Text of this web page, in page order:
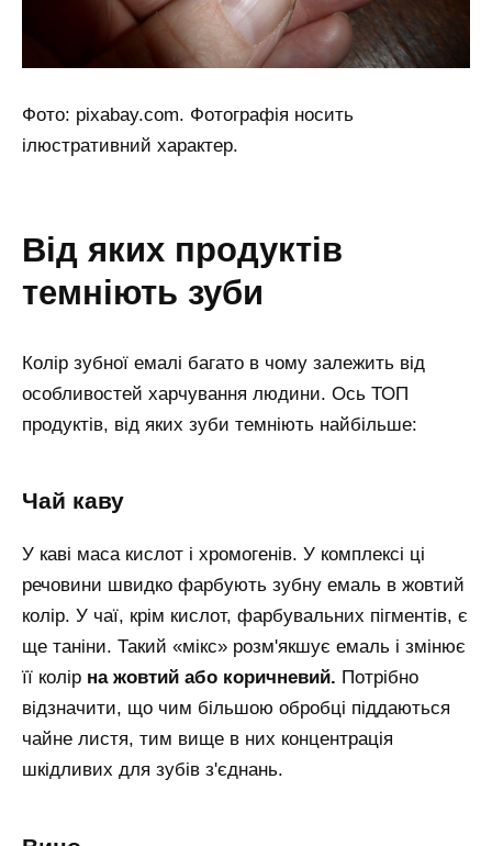
Фото: pixabay.com. Фотографія носить
ілюстративний характер.
від яких продуктів
темніють зуби
Колір зубної емалі багато в чому залежить від
особливостей харчування людини. Ось ТОП
продуктів, від яких зуби темніють найбільше:
чай каву
У каві маса кислот і хромогенів. У комплексі ці
речовини швидко фарбують зубну емаль в жовтий
колір. У чаї, крім кислот, фарбувальних пігментів, є
ще таніни. Такий «мікс» розм'якшує емаль і змінює
її колір на жовтий або коричневий. Потрібно
відзначити, що чим більшою обробці піддаються
чайне листя, тим вище в них концентрація
шкідливих для зубів з'єднань.